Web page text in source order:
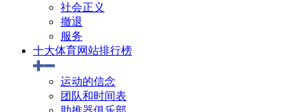
社会正义
撤退
服务
十大体育网站排行榜
运动的信念
团队和时间表